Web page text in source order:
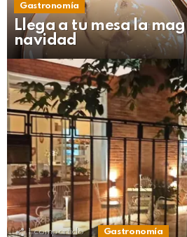
Gastronomía
Llega a tu mesa la
navidad
1 compartido Gastronomía